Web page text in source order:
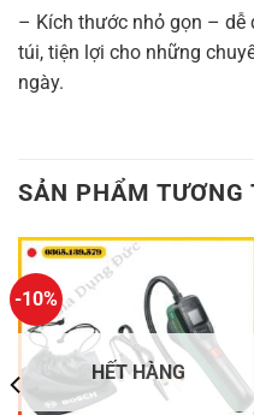
– Kích thước nhỏ gọn – dễ
túi, tiện lợi cho những
ngày.
SẢN PHẨM TƯƠNG
-10%
HẾT HÀNG